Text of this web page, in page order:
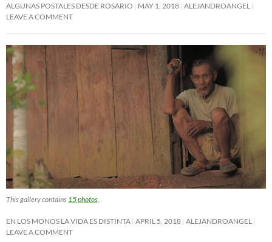
ALGUNAS POSTALES DESDE ROSARIO MAY 1, 2018 ALEJANDROANGEL
LEAVE A COMMENT
This gallery contains 15 photos
EN LOS MONOS LA VIDA ES DISTINTA APRIL 5, 2018 ALEJANDROANGEL
LEAVE A COMMENT